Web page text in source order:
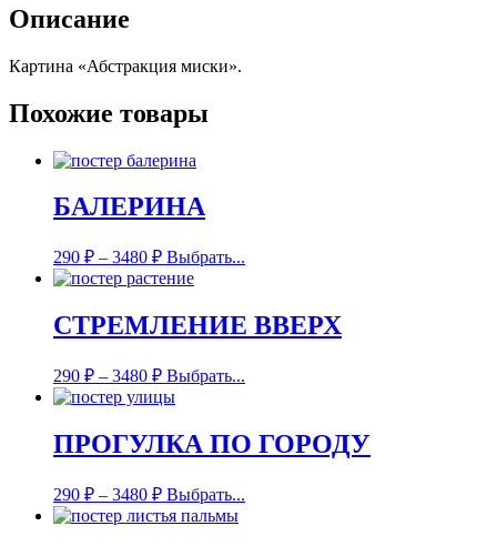
Описание
Картина «Абстракция миски».
Похожие товары
БАЛЕРИНА
290 ₽ – 3480 ₽ Выбрать...
СТРЕМЛЕНИЕ ВВЕРХ
290 ₽ – 3480 ₽ Выбрать...
ПРОГУЛКА ПО ГОРОДУ
290 ₽ – 3480 ₽ Выбрать...